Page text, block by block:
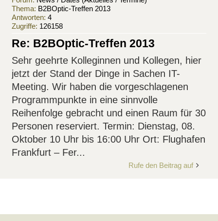
Thema: B2BOptic-Treffen 2013
Antworten: 4
Zugriffe: 126158
Re: B2BOptic-Treffen 2013
Sehr geehrte Kolleginnen und Kollegen, hier
jetzt der Stand der Dinge in Sachen IT-
Meeting. Wir haben die vorgeschlagenen
Programmpunkte in eine sinnvolle
Reihenfolge gebracht und einen Raum für 30
Personen reserviert. Termin: Dienstag, 08.
Oktober 10 Uhr bis 16:00 Uhr Ort: Flughafen
Frankfurt – Fer...
Rufe den Beitrag auf